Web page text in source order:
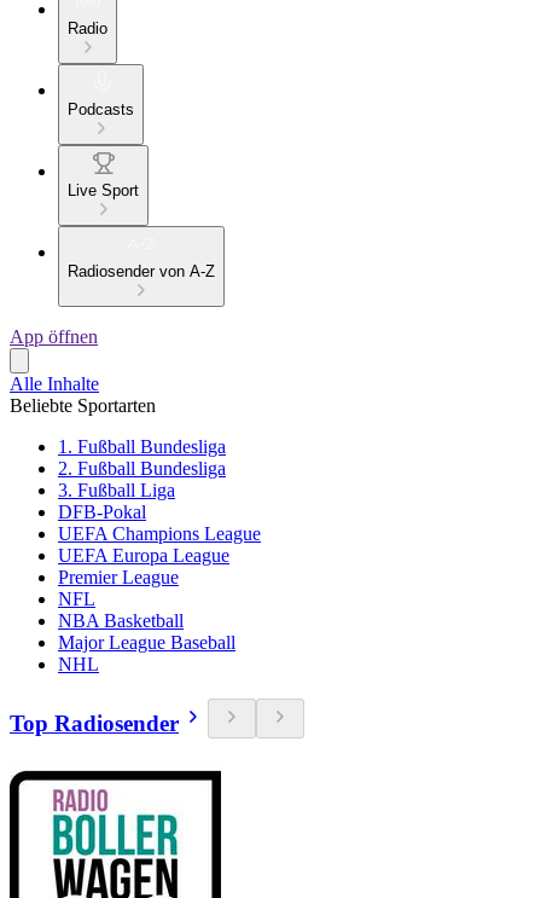
Radio
Podcasts
Live Sport
Radiosender von A-Z
App öffnen
Alle Inhalte
Beliebte Sportarten
1. Fußball Bundesliga
2. Fußball Bundesliga
3. Fußball Liga
DFB-Pokal
UEFA Champions League
UEFA Europa League
Premier League
NFL
NBA Basketball
Major League Baseball
NHL
Top Radiosender